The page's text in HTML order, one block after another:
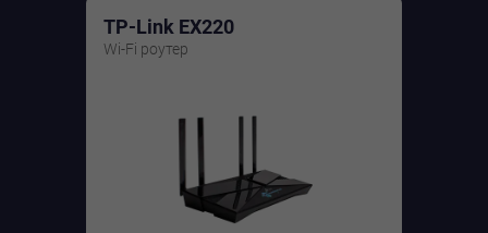
TP-Link EX220
Wi-Fi роутер